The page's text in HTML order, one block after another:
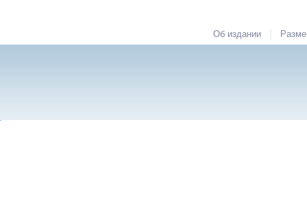
Об издании |